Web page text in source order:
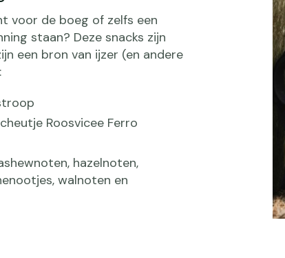
voor de boeg of zelfs een
staan? Deze snacks zijn
een bron van ijzer (en andere
Roosvicee Ferro
hazelnoten,
walnoten en